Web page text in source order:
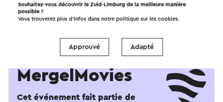
MergelMovies
Cet événement fait partie de
Souhaitez-vous découvrir le Zuid-Limburg de la meilleure manière
possible ?
Vous trouverez plus d’infos dans notre politique sur lescookies.
Approuvé Adapté